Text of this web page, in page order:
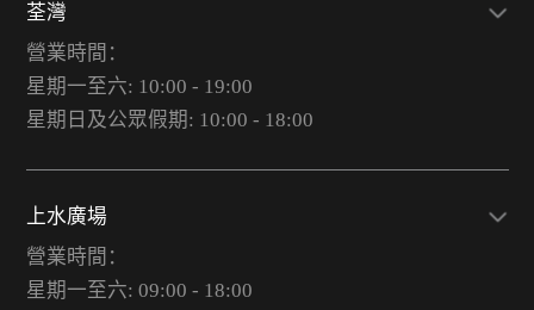
荃灣
營業時間：
星期一至六: 10:00 - 19:00
星期日及公眾假期: 10:00 - 18:00
上水廣場
營業時間：
星期一至六: 09:00 - 18:00